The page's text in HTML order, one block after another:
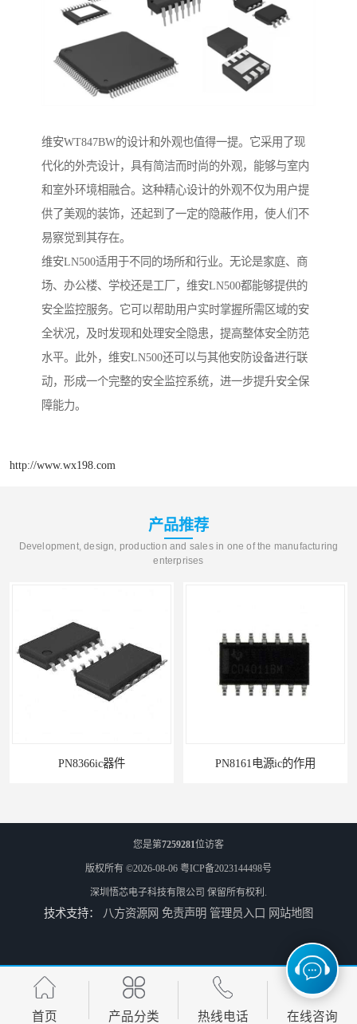
维安WT847BW的设计和外观也值得一提。它采用了现
代化的外壳设计，具有简洁而时尚的外观，能够与室内
和室外环境相融合。这种精心设计的外观不仅为用户提
供了美观的装饰，还起到了一定的隐蔽作用，使人们不
易察觉到其存在。
维安LN500适用于不同的场所和行业。无论是家庭、商
场、办公楼、学校还是工厂，维安LN500都能够提供的
安全监控服务。它可以帮助用户实时掌握所需区域的安
全状况，及时发现和处理安全隐患，提高整体安全防范
水平。此外，维安LN500还可以与其他安防设备进行联
动，形成一个完整的安全监控系统，进一步提升安全保
障能力。
http://www.wx198.com
产品推荐
Development, design, production and sales in one of the manufacturing
enterprises
PN8366ic器件 PN8161电源ic的作用
电源芯片ic 常用电源ic
您是第7259281位访客
版权所有 ©2026-08-06 粤ICP备2023144498号
深圳悟芯电子科技有限公司 保留所有权利.
技术支持： 八方资源网 免责声明 管理员入口 网站地图
首页 产品分类 热线电话 在线咨询